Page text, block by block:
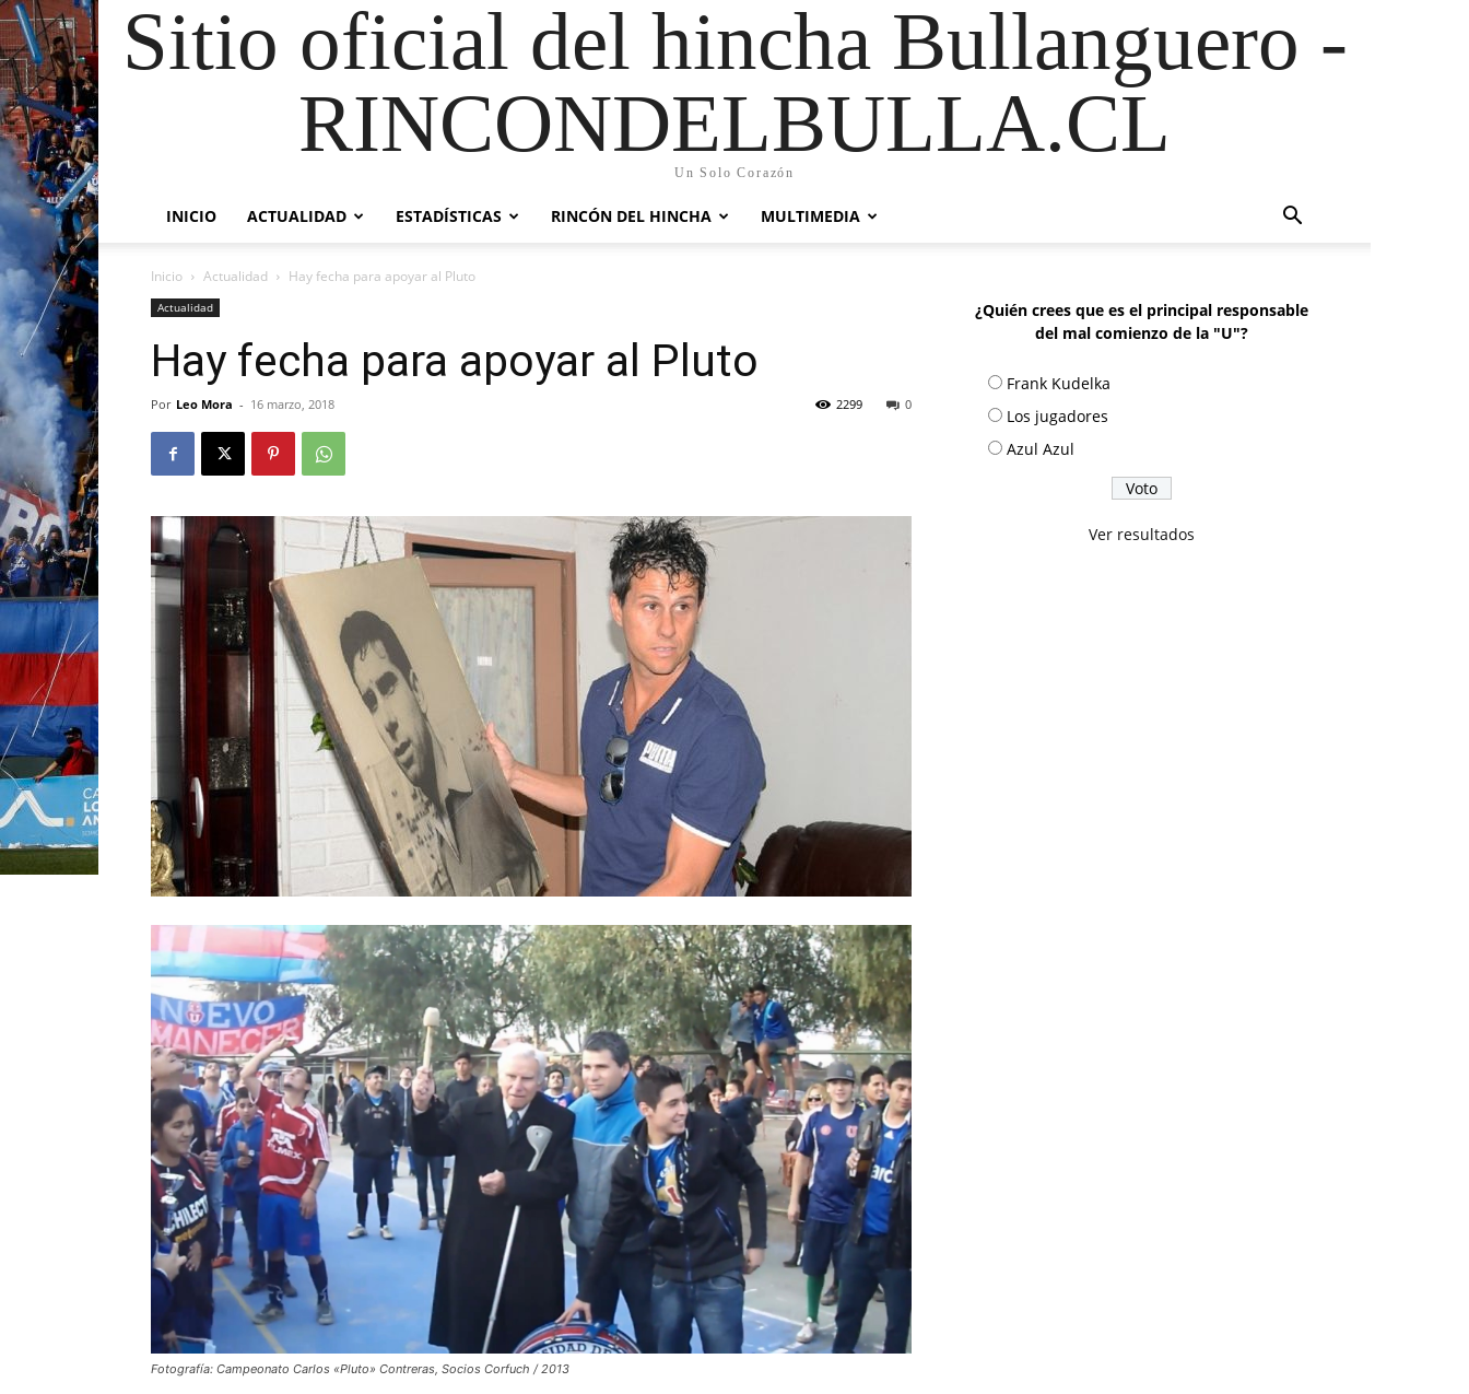
Sitio oficial del hincha Bullanguero -
RINCONDELBULLA.CL
Un Solo Corazón
INICIO ACTUALIDAD ESTADÍSTICAS RINCÓN DEL HINCHA MULTIMEDIA
Inicio Actualidad Hay fecha para apoyar al Pluto
Actualidad
Hay fecha para apoyar al Pluto
Por Leo Mora - 16 marzo, 2018 0
2299
Fotografía: Campeonato Carlos «Pluto» Contreras, Socios Corfuch / 2013
¿Quién crees que es el principal responsable
del mal comienzo de la "U"?
Frank Kudelka
Los jugadores
Azul Azul
Ver resultados